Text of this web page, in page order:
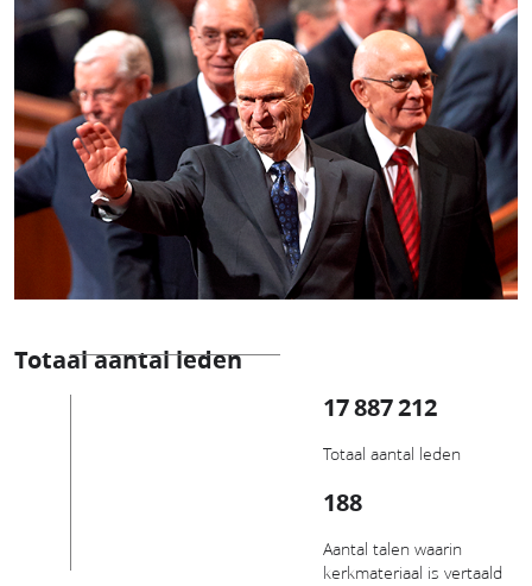
Totaal aantal leden
17 887 212
Totaal aantal leden
188
Aantal talen waarin
kerkmateriaal is vertaald